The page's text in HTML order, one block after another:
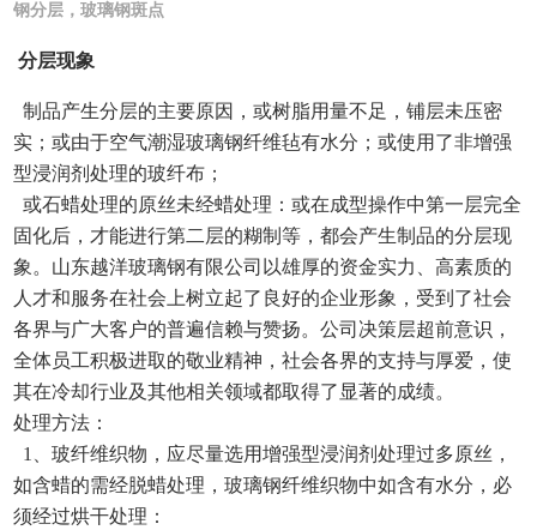
ENGLISH
钢分层，玻璃钢斑点
分层现象
制品产生分层的主要原因，或树脂用量不足，铺层未压密
实；或由于空气潮湿玻璃钢纤维毡有水分；或使用了非增强
型浸润剂处理的玻纤布；
或石蜡处理的原丝未经蜡处理：或在成型操作中第一层完全
固化后，才能进行第二层的糊制等，都会产生制品的分层现
象。山东越洋玻璃钢有限公司以雄厚的资金实力、高素质的
人才和服务在社会上树立起了良好的企业形象，受到了社会
各界与广大客户的普遍信赖与赞扬。公司决策层超前意识，
全体员工积极进取的敬业精神，社会各界的支持与厚爱，使
其在冷却行业及其他相关领域都取得了显著的成绩。
处理方法：
1、玻纤维织物，应尽量选用增强型浸润剂处理过多原丝，
如含蜡的需经脱蜡处理，玻璃钢纤维织物中如含有水分，必
须经过烘干处理：